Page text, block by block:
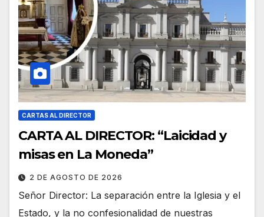
CARTAS AL DIRECTOR
CARTA AL DIRECTOR: “Laicidad y
misas en La Moneda”
2 DE AGOSTO DE 2026
Señor Director: La separación entre la Iglesia y el
Estado, y la no confesionalidad de nuestras